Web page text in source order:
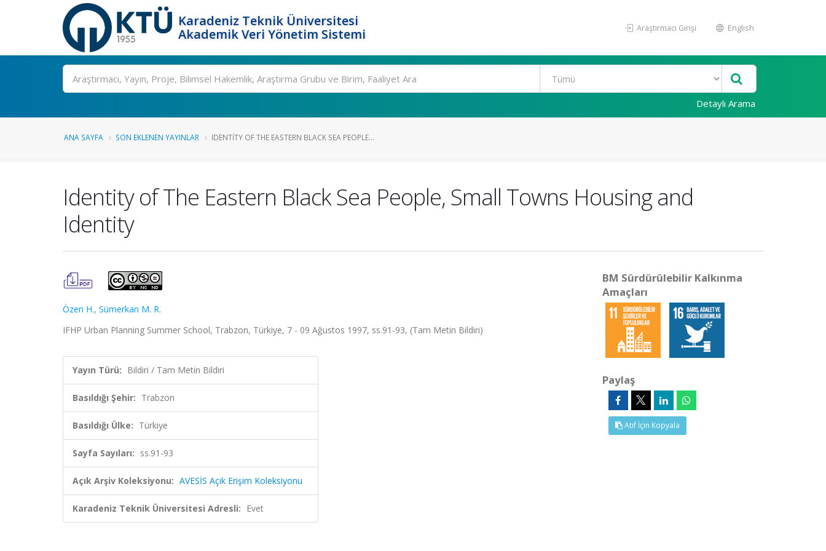
Karadeniz Teknik Üniversitesi
Akademik Veri Yönetim Sistemi
Araştırmacı Girişi English
Ara
Detaylı Arama
ANA SAYFA SON EKLENEN YAYINLAR IDENTITY OF THE EASTERN BLACK SEA PEOPLE...
Identity of The Eastern Black Sea People, Small Towns Housing and
Identity
Özen H., Sümerkan M. R.
IFHP Urban Planning Summer School, Trabzon, Türkiye, 7 - 09 Ağustos 1997, ss.91-93, (Tam Metin Bildiri)
Yayın Türü: Bildiri / Tam Metin Bildiri
Basıldığı Şehir: Trabzon
Basıldığı Ülke: Türkiye
Sayfa Sayıları: ss.91-93
Açık Arşiv Koleksiyonu: AVESİS Açık Erişim Koleksiyonu
Karadeniz Teknik Üniversitesi Adresli: Evet
BM Sürdürülebilir Kalkınma
Amaçları
Paylaş
Atıf İçin Kopyala